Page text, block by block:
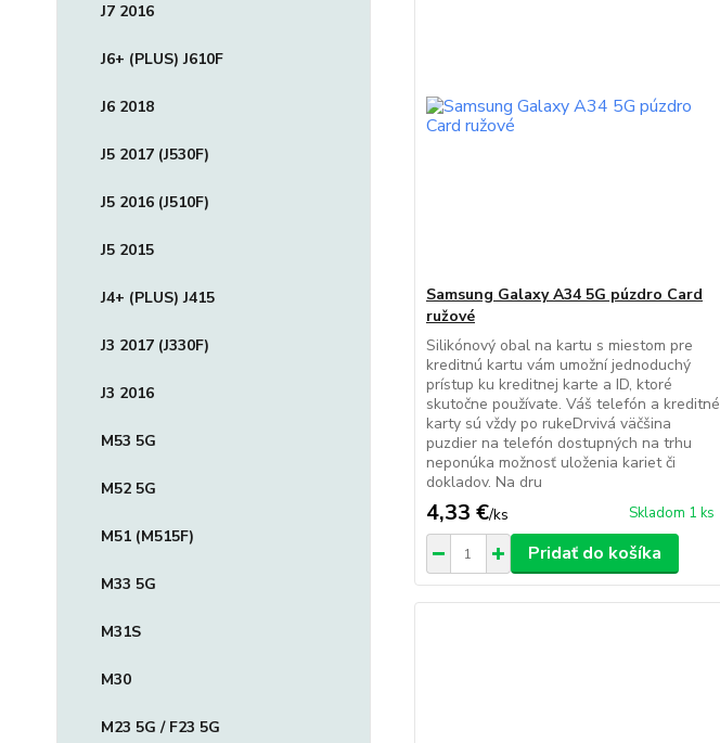
J7 2016
J6+ (PLUS) J610F
J6 2018
J5 2017 (J530F)
J5 2016 (J510F)
J5 2015
J4+ (PLUS) J415
J3 2017 (J330F)
J3 2016
M53 5G
M52 5G
M51 (M515F)
M33 5G
M31S
M30
M23 5G / F23 5G
Samsung Galaxy A34 5G púzdro Card
ružové
Silikónový obal na kartu s miestom pre
kreditnú kartu vám umožní jednoduchý
prístup ku kreditnej karte a ID, ktoré
skutočne používate. Váš telefón a kreditné
karty sú vždy po rukeDrvivá väčšina
puzdier na telefón dostupných na trhu
neponúka možnosť uloženia kariet či
dokladov. Na dru
4,33 €/ks Skladom 1 ks
Pridať do košíka